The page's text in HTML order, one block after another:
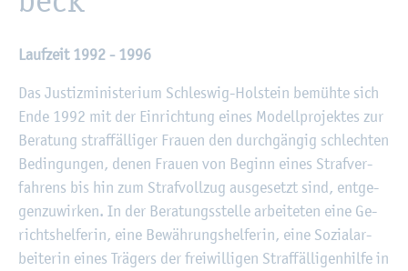
Lauf­zeit 1992 - 1996
Das Jus­tiz­mi­nis­te­ri­um Schles­wig-Hol­stein be­müh­te sich
Ende 1992 mit der Ein­rich­tung eines Mo­dell­pro­jek­tes zur
Be­ra­tung straf­fäl­li­ger Frau­en den durch­gän­gig schlech­ten
Be­din­gun­gen, denen Frau­en von Be­ginn eines Straf­ver­
fah­rens bis hin zum Straf­voll­zug aus­ge­setzt sind, ent­ge­
gen­zu­wir­ken. In der Be­ra­tungs­stel­le ar­bei­te­ten eine Ge­
richts­hel­fe­rin, eine Be­wäh­rungs­hel­fe­rin, eine So­zi­al­ar­
bei­te­rin eines Trä­gers der frei­wil­li­gen Straf­fäl­li­gen­hil­fe in